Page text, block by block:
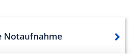
Notaufnahme